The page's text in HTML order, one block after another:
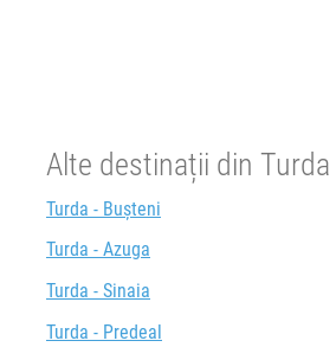
Alte destinații din Turda
Turda - Bușteni
Turda - Azuga
Turda - Sinaia
Turda - Predeal